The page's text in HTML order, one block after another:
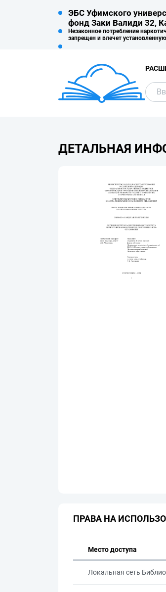
ЭБС Уфимского
фонд Заки Валиди 32,
Незаконное потребление
запрещен и влечет
ДЕТАЛЬНАЯ
ПРАВА НА
Место доступа
Локальная сеть